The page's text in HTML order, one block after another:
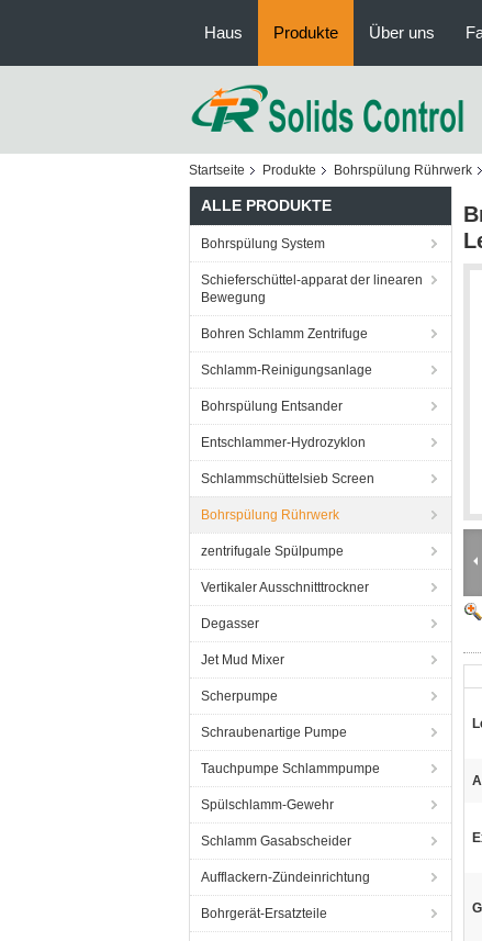
Haus Produkte Über uns
Startseite Produkte Bohrspülung Rührwerk
ALLE PRODUKTE
Bohrspülung System
Schieferschüttel-apparat der linearen
Bewegung
Bohren Schlamm Zentrifuge
Schlamm-Reinigungsanlage
Bohrspülung Entsander
Entschlammer-Hydrozyklon
Schlammschüttelsieb Screen
Bohrspülung Rührwerk
zentrifugale Spülpumpe
Vertikaler Ausschnitttrockner
Degasser
Jet Mud Mixer
Scherpumpe
Schraubenartige Pumpe
Tauchpumpe Schlammpumpe
Spülschlamm-Gewehr
Schlamm Gasabscheider
Aufflackern-Zündeinrichtung
Bohrgerät-Ersatzteile